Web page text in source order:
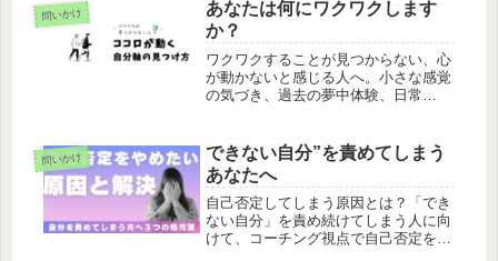
問いかけ
あなたは何にワクワクします
か？
ワクワクすることが見つからない、心
が動かないと感じる人へ。小さな感覚
の気づき、過去の夢中体験、日常
問いかけ
できない自分”を責めてしまう
あなたへ
自己否定してしまう原因とは？「でき
ない自分」を責め続けてしまう人に向
けて、コーチング視点で自己否定を減